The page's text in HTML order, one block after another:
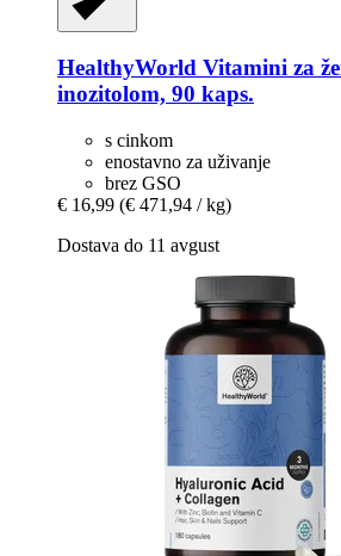
HealthyWorld Vitamini za
inozitolom, 90 kaps.
s cinkom
enostavno za uživanje
brez GSO
€ 16,99 (€ 471,94 / kg)
Dostava do 11 avgust